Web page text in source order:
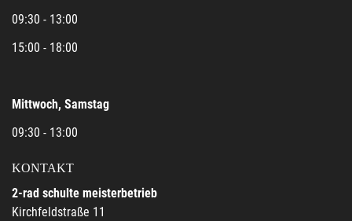
09:30 - 13:00
15:00 - 18:00
Mittwoch, Samstag
09:30 - 13:00
KONTAKT
2-rad schulte meisterbetrieb
Kirchfeldstraße 11